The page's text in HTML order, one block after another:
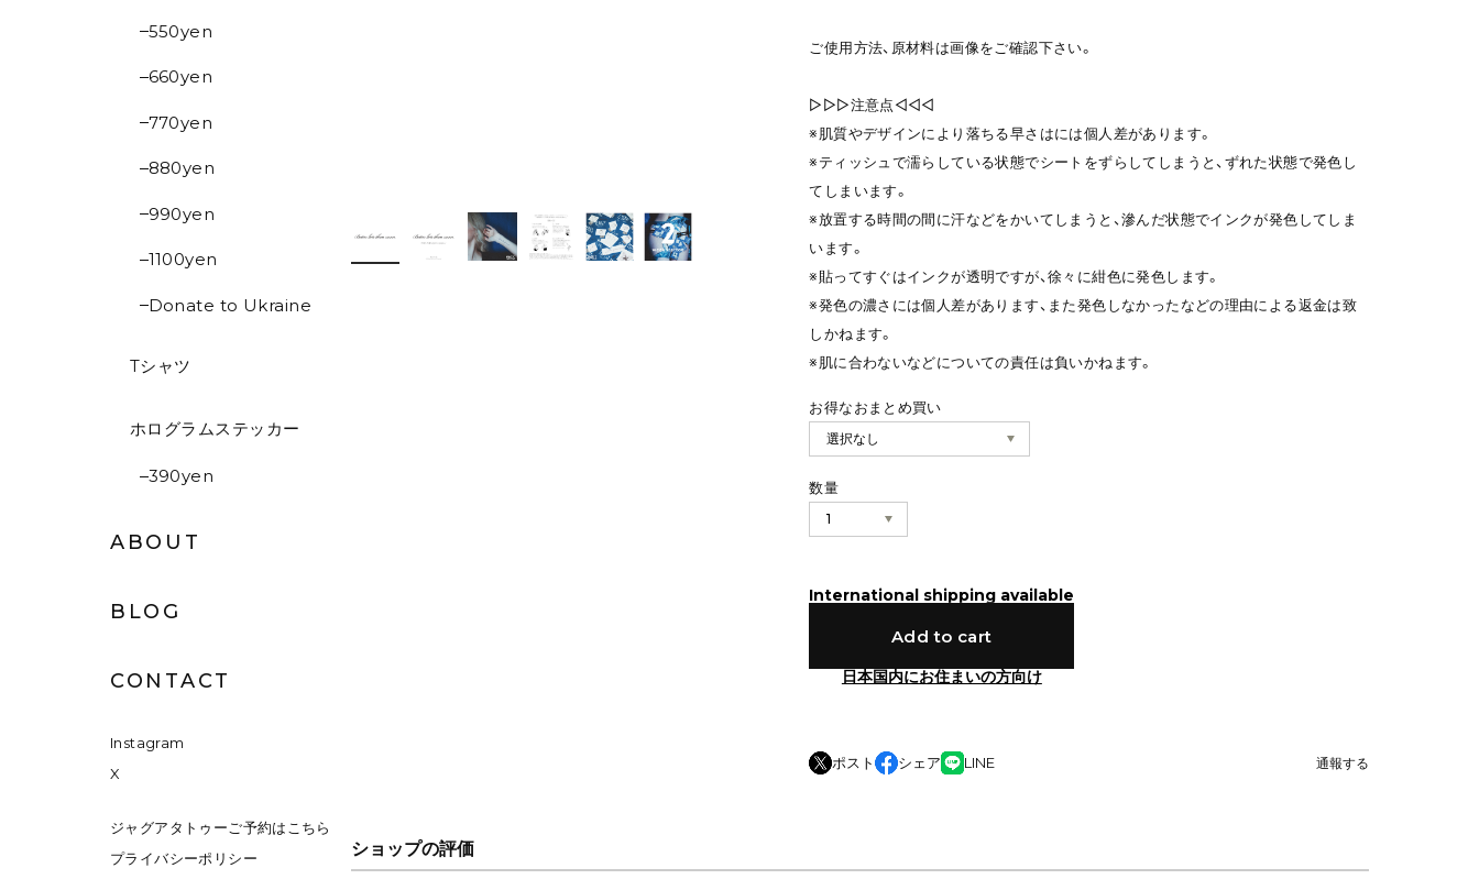
550yen
660yen
770yen
880yen
990yen
1100yen
Donate to Ukraine
Tシャツ
ホログラムステッカー
390yen
ABOUT
BLOG
CONTACT
Instagram
X
ジャグアタトゥーご予約はこちら
プライバシーポリシー
ご使用方法、原材料は画像をご確認下さい。
▷▷▷注意点◁◁◁
※肌質やデザインにより落ちる早さはには個人差があります。
※ティッシュで濡らしている状態でシートをずらしてしまうと、ずれた状態で発色し
てしまいます。
※放置する時間の間に汗などをかいてしまうと、滲んだ状態でインクが発色してしま
います。
※貼ってすぐはインクが透明ですが、徐々に紺色に発色します。
※発色の濃さには個人差があります、また発色しなかったなどの理由による返金は致
しかねます。
※肌に合わないなどについての責任は負いかねます。
お得なおまとめ買い
数量
International shipping available
Add to cart
日本国内にお住まいの方向け
ポスト シェア LINE 通報する
ショップの評価